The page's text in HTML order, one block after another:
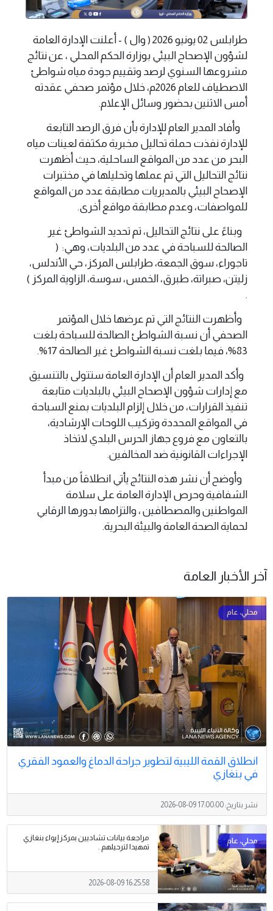
طرابلس 02 يونيو 2026 ( وال ) - أعلنت الإدارة العامة
لشؤون الإصحاح البيئي بوزارة الحكم المحلي ، عن نتائج
مشروعها السنوي لرصد وتقييم جودة مياه شواطئ
الاصطياف للعام 2026م، خلال مؤتمر صحفي عقدته
أمس الاثنين بحضور وسائل الإعلام.
وأفاد المدير العام للإدارة بأن فرق الرصد التابعة
للإدارة نفذت حملة تحاليل مخبرية مكثفة لعينات مياه
البحر من عدد من المواقع الساحلية، حيث أظهرت
نتائج التحاليل التي تم عملها وتحليلها في مختبرات
الإصحاح البيئي بالمديريات مطابقة عدد من المواقع
للمواصفات، وعدم مطابقة مواقع أخرى.
وبناءً على نتائج التحاليل، تم تحديد الشواطئ غير
الصالحة للسباحة في عدد من البلديات، وهي: (
تاجوراء، سوق الجمعة، طرابلس المركز، حي الأندلس،
زليتن، صبراتة، طبرق، الخمس، سوسة، الزاوية المركز )
.
وأظهرت النتائج التي تم عرضها خلال المؤتمر
الصحفي أن نسبة الشواطئ الصالحة للسباحة بلغت
83%، فيما بلغت نسبة الشواطئ غير الصالحة 17%.
وأكد المدير العام أن الإدارة العامة ستتولى بالتنسيق
مع إدارات شؤون الإصحاح البيئي بالبلديات متابعة
تنفيذ القرارات، من خلال إلزام البلديات بمنع السباحة
في المواقع المحددة وتركيب اللوحات الإرشادية،
بالتعاون مع فروع جهاز الحرس البلدي لاتخاذ
الإجراءات القانونية ضد المخالفين.
وأوضح أن نشر هذه النتائج يأتي انطلاقاً من مبدأ
الشفافية وحرص الإدارة العامة على سلامة
المواطنين والمصطافين ، والتزامها بدورها الرقابي
لحماية الصحة العامة والبيئة البحرية.
آخر الأخبار العامة
انطلاق القمة الليبية لتطوير جراحة الدماغ والعمود الفقري
في بنغازي
نشر بتاريخ:2026-08-09 17:00:00
مراجعة بيانات تشاديين بمركز إيواء بنغازي
تمهيدا لترحيلهم .
2026-08-09 16:25:58